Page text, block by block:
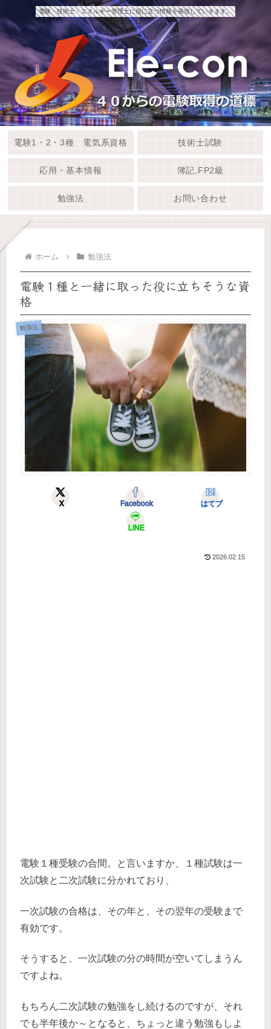
電験・技術士・エネルギー管理士に役に立つ情報を発信していきます。
電験1・2・3種 電気系資格 技術士試験
応用・基本情報 簿記,FP2級
勉強法 お問い合わせ
ホーム 勉強法
電験１種と一緒に取った役に立ちそうな資
格
勉強法
X Facebook はてブ
LINE
2026.02.15
電験１種受験の合間。と言いますか、１種試験は一
次試験と二次試験に分かれており、
一次試験の合格は、その年と、その翌年の受験まで
有効です。
そうすると、一次試験の分の時間が空いてしまうん
ですよね。
もちろん二次試験の勉強をし続けるのですが、それ
でも半年後か～となると、ちょっと違う勉強もしよ